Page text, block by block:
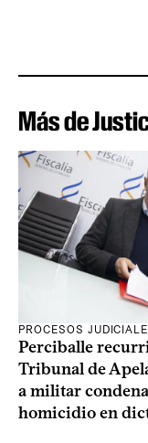
Más de
PROCESOS
Perciballe
Tribunal de
a militar
homicidio en